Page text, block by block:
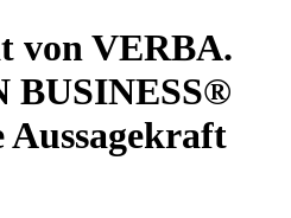
vonVERBA.
BUSINESS®
Aussagekraft